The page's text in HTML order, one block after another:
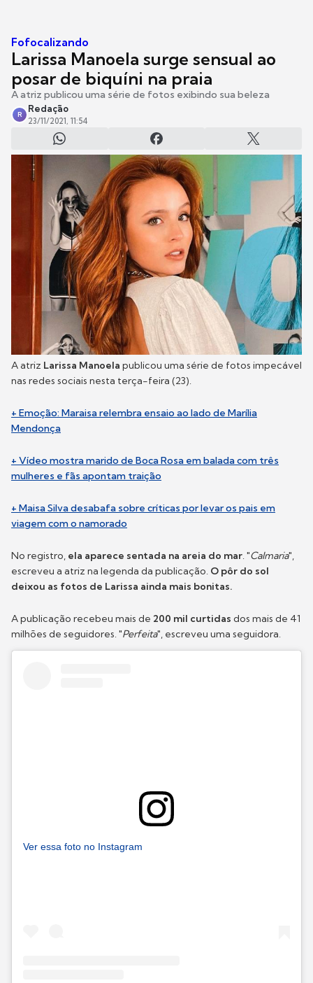
Fofocalizando
Larissa Manoela surge sensual ao
posar de biquíni na praia
A atriz publicou uma série de fotos exibindo sua beleza
R
Redação
23/11/2021, 11:54
A atriz Larissa Manoela publicou uma série de fotos impecável
nas redes sociais nesta terça-feira (23).
+ Emoção: Maraisa relembra ensaio ao lado de Marília
Mendonça
+ Vídeo mostra marido de Boca Rosa em balada com três
mulheres e fãs apontam traição
+ Maisa Silva desabafa sobre críticas por levar os pais em
viagem com o namorado
No registro, ela aparece sentada na areia do mar. "Calmaria",
escreveu a atriz na legenda da publicação. O pôr do sol
deixou as fotos de Larissa ainda mais bonitas.
A publicação recebeu mais de 200 mil curtidas dos mais de 41
milhões de seguidores. "Perfeita", escreveu uma seguidora.
Ver essa foto no Instagram